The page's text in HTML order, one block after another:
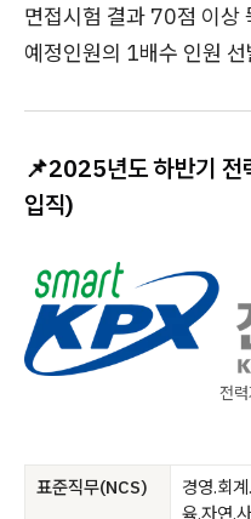
면접시험 결과 70점 이상
예정인원의 1배수 인원 선
📌2025년도 하반기 전
입직)
전
표준직무(NCS)
경영.회
육.자연.